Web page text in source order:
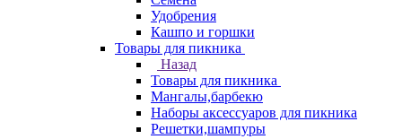
Удобрения
Кашпо и горшки
Товары для пикника
Назад
Товары для пикника
Мангалы,барбекю
Наборы аксессуаров для пикника
Решетки,шампуры